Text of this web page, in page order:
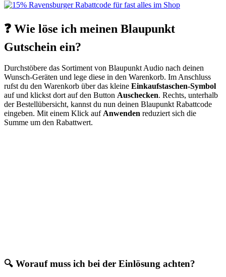
❓ Wie löse ich meinen Blaupunkt
Gutschein ein?
Durchstöbere das Sortiment von Blaupunkt Audio nach deinen
Wunsch-Geräten und lege diese in den Warenkorb. Im Anschluss
rufst du den Warenkorb über das kleine Einkaufstaschen-Symbol
auf und klickst dort auf den Button Auschecken. Rechts, unterhalb
der Bestellübersicht, kannst du nun deinen Blaupunkt Rabattcode
eingeben. Mit einem Klick aufAnwenden reduziert sich die
Summe um den Rabattwert.
🔍 Worauf muss ich bei der Einlösung achten?